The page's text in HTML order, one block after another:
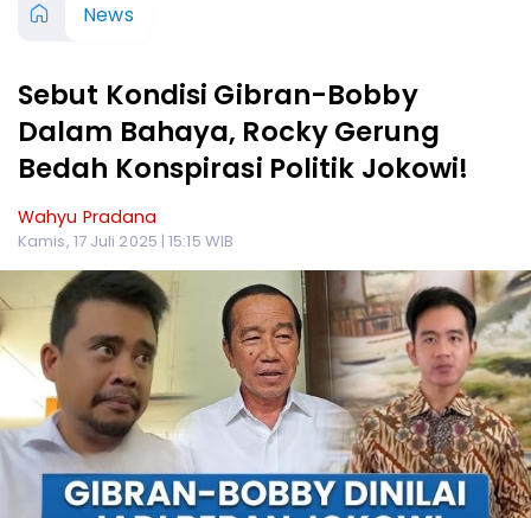
News
Sebut Kondisi Gibran-Bobby
Dalam Bahaya, Rocky Gerung
Bedah Konspirasi Politik Jokowi!
Wahyu Pradana
Kamis, 17 Juli 2025 | 15:15 WIB